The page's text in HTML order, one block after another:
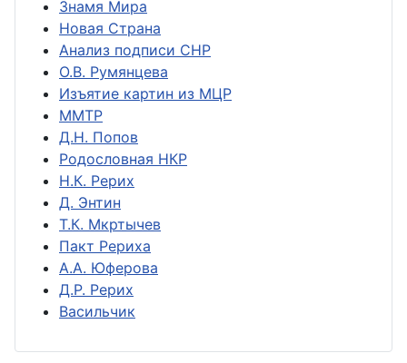
Знамя Мира
Новая Страна
Анализ подписи СНР
О.В. Румянцева
Изъятие картин из МЦР
ММТР
Д.Н. Попов
Родословная НКР
Н.К. Рерих
Д. Энтин
Т.К. Мкртычев
Пакт Рериха
А.А. Юферова
Д.Р. Рерих
Васильчик